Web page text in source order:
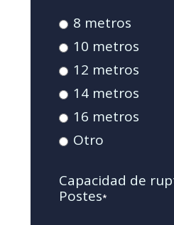
8 metros
10 metros
12 metros
14 metros
16 metros
Otro
Capacidad de
Postes*